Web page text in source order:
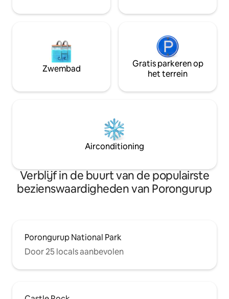
zodat je je huisdier kunt achterlaten
Zwembad
Gratis parkeren op
het terrein
Airconditioning
Verblijf in de buurt van de populairste
bezienswaardigheden van Porongurup
Porongurup National Park
Door 25 locals aanbevolen